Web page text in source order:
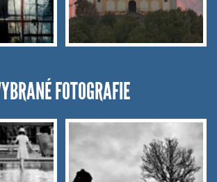
FOTOGRAFIE